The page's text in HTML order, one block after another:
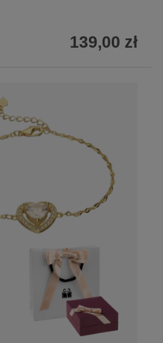
139,00 zł